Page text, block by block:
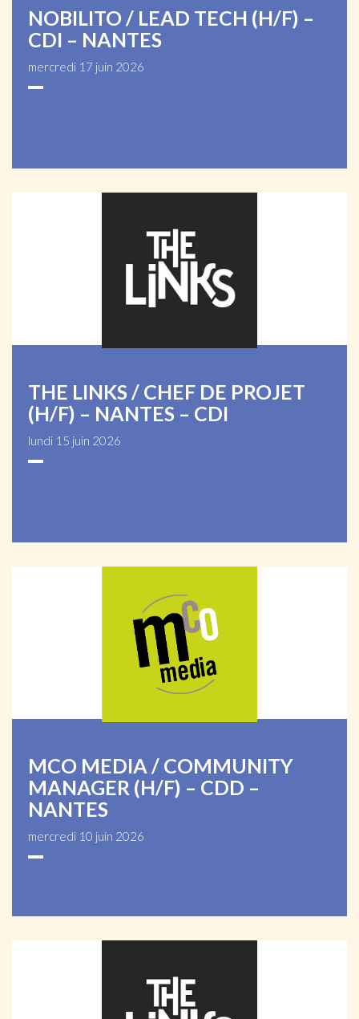
NOBILITO / LEAD TECH (H/F) –
CDI – NANTES
mercredi 17 juin 2026
THE LINKS / CHEF DE PROJET
(H/F) – NANTES – CDI
lundi 15 juin 2026
MCO MEDIA / COMMUNITY
MANAGER (H/F) – CDD –
NANTES
mercredi 10 juin 2026